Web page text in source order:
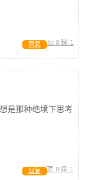
顶: 0 踩: 1
回复
是那种绝境下思考
顶: 0 踩: 1
回复